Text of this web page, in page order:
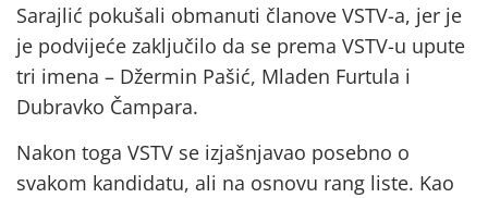
Sarajlić pokušali obmanuti članove VSTV-a, jer je
je podvijeće zaključilo da se prema VSTV-u upute
tri imena – Džermin Pašić, Mladen Furtula i
Dubravko Čampara.
Nakon toga VSTV se izjašnjavao posebno o
svakom kandidatu, ali na osnovu rang liste. Kao